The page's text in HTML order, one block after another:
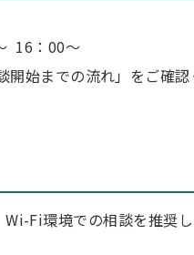
16：00～
始までの流れ」をご確認
Fi環境での相談を推奨し